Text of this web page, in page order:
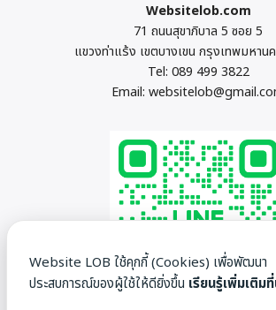
Websitelob.com
71 ถนนสุขาภิบาล 5 ซอย 5
แขวงท่าแร้ง เขตบางเขน กรุงเทพมหาน
Tel: 089 499 3822
Email:
Website LOB ใช้คุกกี้ (Cookies) เพื่อพัฒนา
ประสบการณ์ของผู้ใช้ให้ดียิ่งขึ้น เรียนรู้เพิ่มเติม